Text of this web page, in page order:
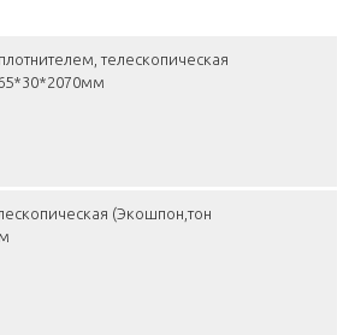
телескопическая
(Экошпон,тон